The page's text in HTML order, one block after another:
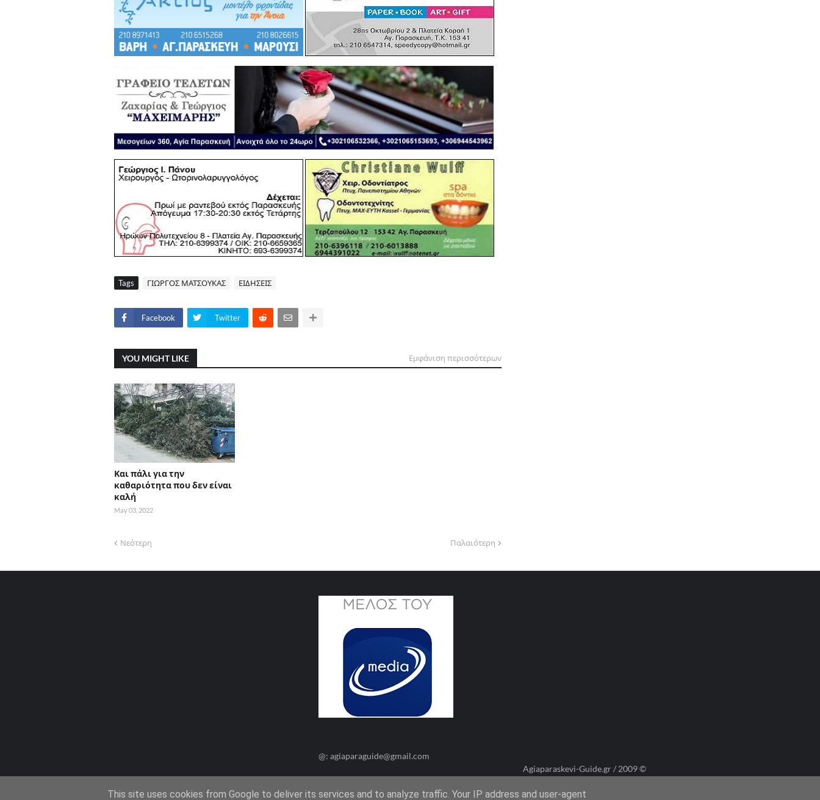
Tags ΓΙΩΡΓΟΣ ΜΑΤΣΟΥΚΑΣ ΕΙΔΗΣΕΙΣ
Facebook Twitter
YOU MIGHT LIKE Εμφάνιση περισσότερων
Και πάλι για την
καθαριότητα που δεν είναι
καλή
May 03, 2022
Νεότερη Παλαιότερη
@: agiaparaguide@gmail.com
Agiaparaskevi-Guide.gr / 2009 ©
This site uses cookies from Google to deliver its services and to analyze traffic. Your IP address and user-agent